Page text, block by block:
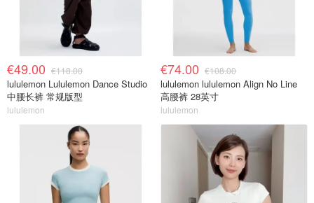
€49.00 €118.00
lululemon Lululemon Dance Studio
中腰长裤 常规版型
lululemon
€74.00 €108.00
lululemon lululemon Align No Line
高腰裤 28英寸
lululemon